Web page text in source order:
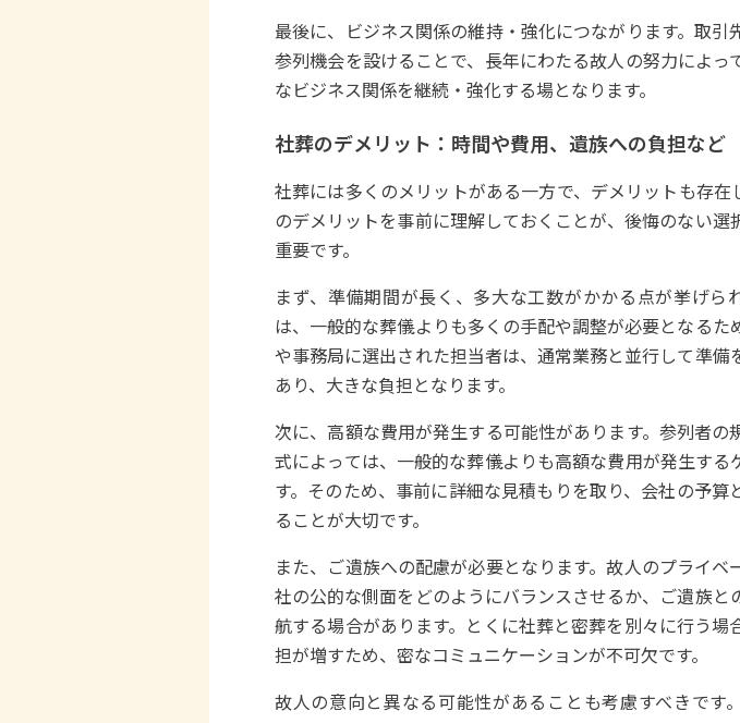
最後に、ビジネス関係の維持・強化につながります。取引
参列機会を設けることで、長年にわたる故人の努力によっ
なビジネス関係を継続・強化する場となります。
社葬のデメリット：時間や費用、遺族への負担など
社葬には多くのメリットがある一方で、デメリットも存在
のデメリットを事前に理解しておくことが、後悔のない選
重要です。
まず、準備期間が長く、多大な工数がかかる点が挙げら
は、一般的な葬儀よりも多くの手配や調整が必要となるた
や事務局に選出された担当者は、通常業務と並行して準備
あり、大きな負担となります。
次に、高額な費用が発生する可能性があります。参列者の
式によっては、一般的な葬儀よりも高額な費用が発生する
す。そのため、事前に詳細な見積もりを取り、会社の予算
ることが大切です。
また、ご遺族への配慮が必要となります。故人のプライベ
社の公的な側面をどのようにバランスさせるか、ご遺族と
航する場合があります。とくに社葬と密葬を別々に行う場
担が増すため、密なコミュニケーションが不可欠です。
故人の意向と異なる可能性があることも考慮すべきです